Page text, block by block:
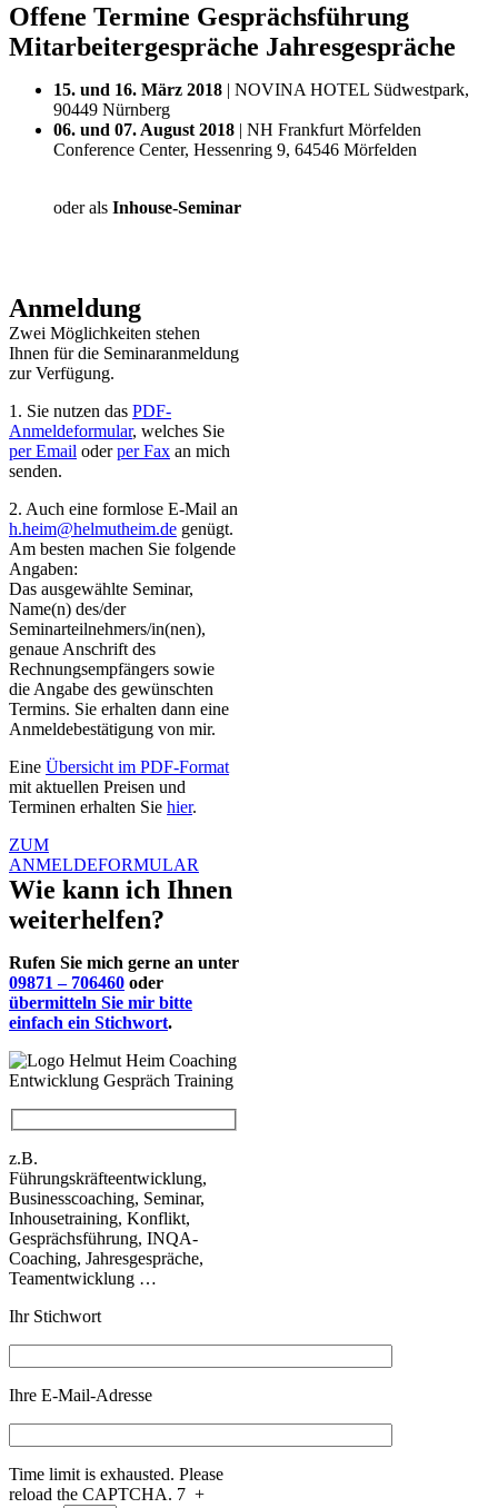
Offene Termine Gesprächsführung
Mitarbeitergespräche Jahresgespräche
15. und 16. März 2018 | NOVINA HOTEL Südwestpark,
90449 Nürnberg
06. und 07. August 2018 | NH Frankfurt Mörfelden
Conference Center, Hessenring 9, 64546 Mörfelden
oder als Inhouse-Seminar
Anmeldung
Zwei Möglichkeiten stehen
Ihnen für die Seminaranmeldung
zur Verfügung.
1. Sie nutzen das PDF-
Anmeldeformular, welches Sie
per Email oderper Fax an mich
senden.
2. Auch eine formlose E-Mail an
h.heim@helmutheim.de genügt.
Am besten machen Sie folgende
Angaben:
Das ausgewählte Seminar,
Name(n) des/der
Seminarteilnehmers/in(nen),
genaue Anschrift des
Rechnungsempfängers sowie
die Angabe des gewünschten
Termins. Sie erhalten dann eine
Anmeldebestätigung von mir.
Eine Übersicht im PDF-Format
mit aktuellen Preisen und
Terminen erhalten Sie hier.
ZUM
ANMELDEFORMULAR
Wie kann ich Ihnen
weiterhelfen?
Rufen Sie mich gerne an unter
09871 – 706460 oder
übermitteln Sie mir bitte
einfach ein Stichwort.
z.B.
Führungskräfteentwicklung,
Businesscoaching, Seminar,
Inhousetraining, Konflikt,
Gesprächsführung, INQA-
Coaching, Jahresgespräche,
Teamentwicklung …
Ihr Stichwort
Ihre E-Mail-Adresse
Time limit is exhausted. Please
reload the CAPTCHA. 7 +